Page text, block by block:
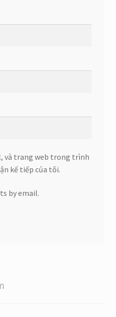
và trang web trong trình
kế tiếp của tôi.
by email.